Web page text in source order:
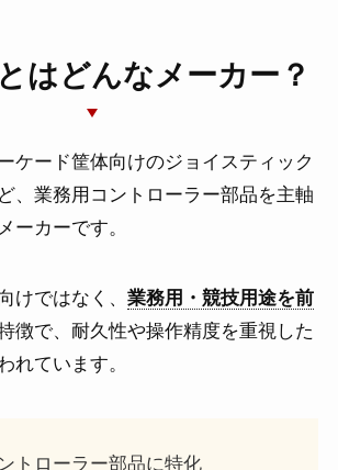
はどんなメーカー？
ケード筐体向けのジョイスティック
、業務用コントローラー部品を主軸
ーカーです。
けではなく、 業務用・競技用途を前
徴で、耐久性や操作精度を重視した
れています。
トローラー部品に特化